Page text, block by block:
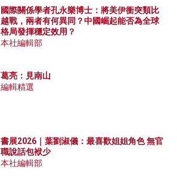
國際關係學者孔永樂博士：將美伊衝突類比
越戰，兩者有何異同？中國崛起能否為全球
格局發揮穩定效用？
本社編輯部
葛亮：見南山
編輯精選
書展2026｜葉劉淑儀：最喜歡姐姐角色 無官
職說話包袱少
本社編輯部